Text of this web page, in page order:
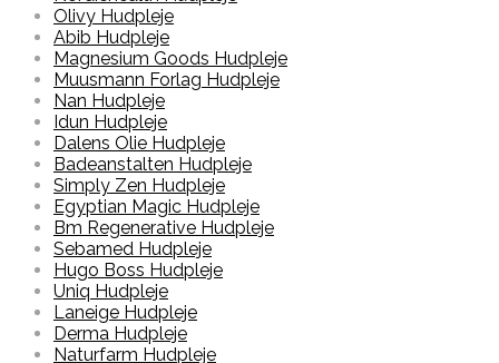
Olivy Hudpleje
Abib Hudpleje
Magnesium Goods Hudpleje
Muusmann Forlag Hudpleje
Nan Hudpleje
Idun Hudpleje
Dalens Olie Hudpleje
Badeanstalten Hudpleje
Simply Zen Hudpleje
Egyptian Magic Hudpleje
Bm Regenerative Hudpleje
Sebamed Hudpleje
Hugo Boss Hudpleje
Uniq Hudpleje
Laneige Hudpleje
Derma Hudpleje
Naturfarm Hudpleje